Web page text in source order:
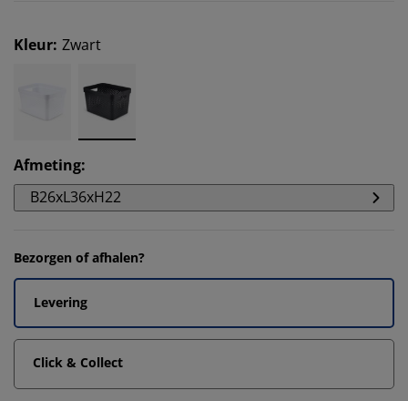
Kleur: Zwart
Afmeting:
B26xL36xH22
Bezorgen of afhalen?
Levering
Click & Collect